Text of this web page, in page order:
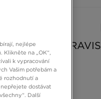
STATE TRAVIS
Kč
nejlépe
na „OK“,
k vypracování
Vašim potřebám a
rozhodnutí a
dostávat
Další